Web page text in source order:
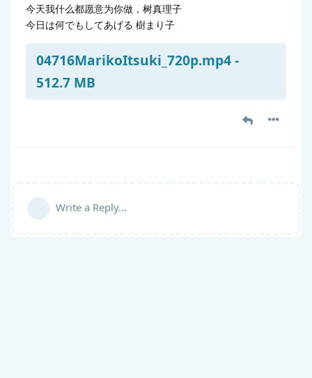
今天我什么都愿意为你做，树真理子
今日は何でもしてあげる 樹まり子
04716MarikoItsuki_720p.mp4 -
512.7 MB
Write a Reply...